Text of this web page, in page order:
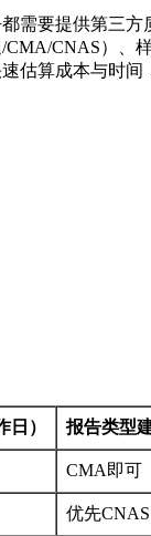
需要提供第三
CNAS）、
估算成本与时
日） 报告类型
CMA即可
优先CNAS